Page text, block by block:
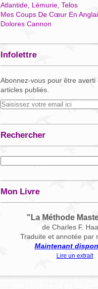
Atlantide, Lémurie, Telos
Mes Coups De Cœur En
Dolores Cannon
Infolettre
Abonnez-vous pour être averti
articles publiés.
Rechercher
Mon Livre
"La Méthode
de Charles F.
Traduite et annotée par
Maintenant
Lire un extrait